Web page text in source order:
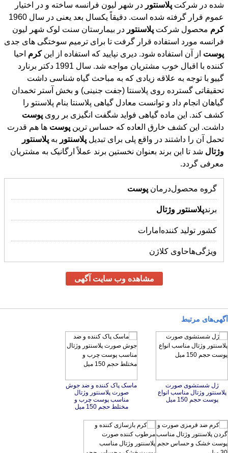
شده در شرکت پلاسنتور در شهر لیون فرانسه ساخته و در اختیار
عموم قرار گرفته شده است. دقیقاً یکسال بعد یعنی در سال 1960
کرم محصول شرکت پلاسنتور در بیمارستان سنت لوک شهر لیون
فرانسه مورد استفاده قرار گرفت تا برای ترمیم سوختگی های جدی
پوست از آن استفاده شود. دیری نپایید که استفاده از اینکرم احیا
کننده با اقبال خوب مشتریان مواجه شد. سال 1991 دکتر برنارد
گییو با توجه به علاقه زیادی که به مباحث گیاه شناسی داشت
تحقیقاتی گسترده روی پلاسنتا (جفت جنینی) و بخش آستر تخمدان
گیاهان انجام داد و توانست معادل گیاهی پلاسنتا بنام پلاسنتو را
کشف کند. این ماده گیاهی فواید شگفت انگیزی بر روی پوست
داشت. این کشف خارق العاده که حساس ترین پوست ها هم قدرت
تحمل آن را داشتند در واقع پلی برای تبدیل پلاسنتور به پلاسنتور
وژتال شد تا این برند بعنوان نخستین برند عملاً ارگانیک به مشتریان
معرفی گردد.
گروه محصولدرمان پوست
برندپلاسنتور وژتال
کشور تولید کننده امارات
ویژگی‌هاحاوی کلاژن
مشاهده وب سایت آگهی
آگهی‌های مرتبط
ژل شستشوی صورت
پلاسنتور وژتال مناسب انواع
پوست حجم 150 میل
ماسک پاک کننده و ضد جوش
صورت پلاسنتور وژتال
مناسب پوست چرب و
مختلط حجم 150 میل